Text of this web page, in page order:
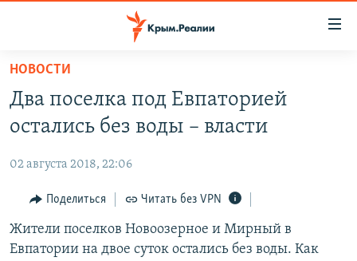
Вернуться
основному
содержанию
навигации
Вернутся
СПЕЦПРОЕКТЫ
КАРТА ВОЕННЫХ ОБЪЕКТОВ КРЫМА
11 ЛЕТ ОККУПАЦИИ КРЫМА. 11 ИСТОРИЙ СОПРОТИВЛЕНИЯ
ИСТОРИЯ
ЕЩЕ
ИНТЕРАКТИВ
ИНФОГРАФИКА
РАДІО СВОБОДА
КАК ОБОЙТИ БЛОКИРОВКУ
НОВОСТИ
Два поселка под Евпаторией
остались без воды – власти
02 августа 2018, 22:06
Поделиться Читать без VPN
Жители поселков Новоозерное и Мирный в
Евпатории на двое суток остались без воды. Как